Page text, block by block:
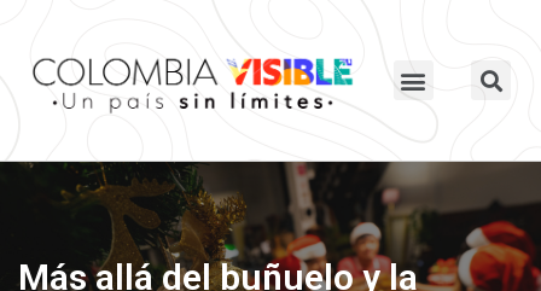
Más allá del buñuelo y la